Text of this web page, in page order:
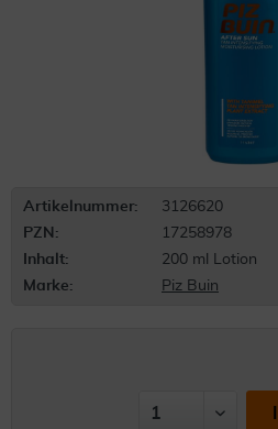
Artikelnummer:
3126620
PZN:
17258978
Inhalt:
200 ml Lotion
Marke:
Piz Buin